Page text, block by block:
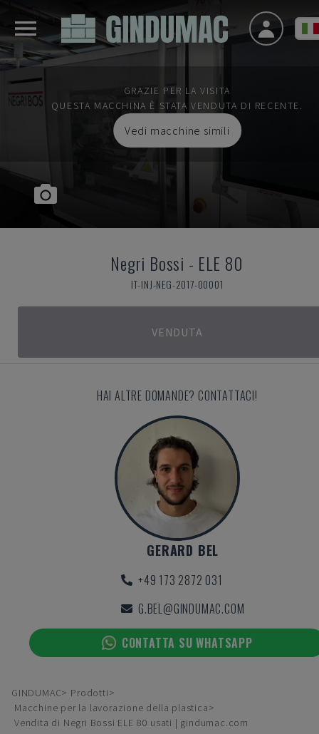
GRAZIE PER LA VISITA
QUESTA MACCHINA È STATA VENDUTA DI RECENTE.
Vedi macchine simili
Negri Bossi - ELE 80
IT-INJ-NEG-2017-00001
VENDUTA
HAI ALTRE DOMANDE? CONTATTACI!
GERARD BEL
+49 173 2872 031
G.BEL@GINDUMAC.COM
CONTATTA SU WHATSAPP
GINDUMAC
Prodotti
Macchine per la lavorazione della plastica
Vendita di Negri Bossi ELE 80 usati | gindumac.com